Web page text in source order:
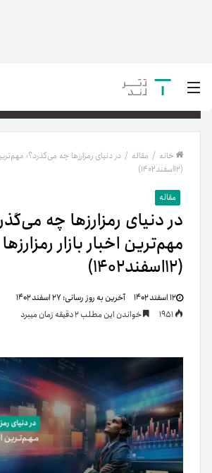
خانه / مقاله / در دنیای رمزارزها چه می‌گذرد؟؛ مهم‌ترین
(۱۲‌اسفند‌۱۴۰۲)
مقاله
در دنیای رمزارزها چه
مهم‌ترین اخبار بازار رمزارزها
(۱۲‌اسفند‌۱۴۰۲)
۱۲ اسفند ۱۴۰۲ آخرین به روز رسانی:۲۷ اسفند ۱۴۰۲
خواندن این مطلب 2 دقیقه زمان میبرد